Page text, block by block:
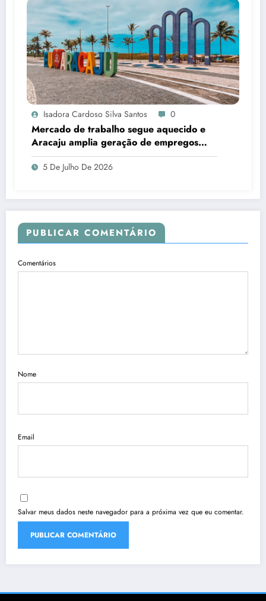
Isadora Cardoso Silva Santos 0
Mercado de trabalho segue aquecido e
Aracaju amplia geração de empregos
formais
5 De Julho De 2026
PUBLICAR COMENTÁRIO
Comentários
Nome
Email
Salvar meus dados neste navegador para a próxima vez que eu comentar.